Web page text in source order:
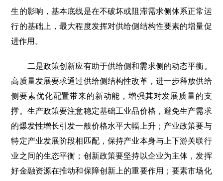
生的影响，基本底线是在不破坏或阻滞需求侧体系正常运
行的基础上，最大程度发挥对供给侧结构性要素的增量促
进作用。
二是政策创新应有助于供给侧和需求侧的动态平衡。
高质量发展要求通过供给侧结构性改革，进一步释放供给
侧要素优化配置带来的新动能，增强其对发展质量的支
撑。生产政策要注意稳定基础工业品价格，避免生产需求
的爆发性增长引发一般价格水平大幅上升；产业政策要与
特定产业发展阶段相匹配，保持产业本身与上下游关联行
业之间的生态平衡；创新政策要坚持以企业为主体，发挥
好金融资源在推动和保障创新上的重要作用；要素市场化